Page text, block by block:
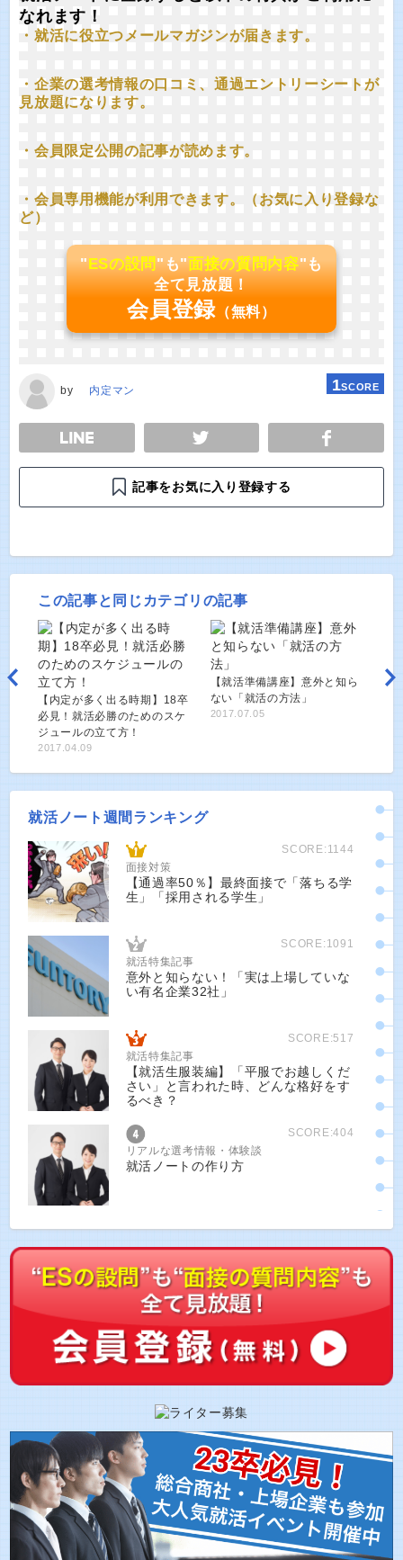
なれます！
・就活に役立つメールマガジンが届きます。
・企業の選考情報の口コミ、通過エントリーシートが
見放題になります。
・会員限定公開の記事が読めます。
・会員専用機能が利用できます。（お気に入り登録な
ど）
"ESの設問"も"面接の質問内容"も
全て見放題！
会員登録 （無料）
by 内定マン 1SCORE
TWEET
記事をお気に入り登録する
この記事と同じカテゴリの記事
【内定が多く出る時期】18卒
必見！就活必勝のためのスケ
ジュールの立て方！
2017.04.09
【就活準備講座】意外と知ら
ない「就活の方法」
2017.07.05
就活ノート週間ランキング
SCORE:1144
面接対策
【通過率50％】最終面接で「落ちる学
生」「採用される学生」
SCORE:1091
就活特集記事
意外と知らない！「実は上場していな
い有名企業32社」
SCORE:517
就活特集記事
【就活生服装編】「平服でお越しくだ
さい」と言われた時、どんな格好をす
るべき？
SCORE:404
リアルな選考情報・体験談
就活ノートの作り方